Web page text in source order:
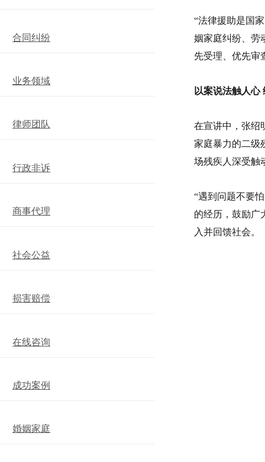
合同纠纷
业务领域
律师团队
行政非诉
商事代理
社会公益
损害赔偿
在线咨询
成功案例
婚姻家庭
“法律援助是国
姻家庭纠纷、劳
先受理、优先审
以案说法触人心
在宣讲中，张绍
家庭暴力的二级
场残疾人深受触
“遇到问题不要
的经历，鼓励广
入并回馈社会。